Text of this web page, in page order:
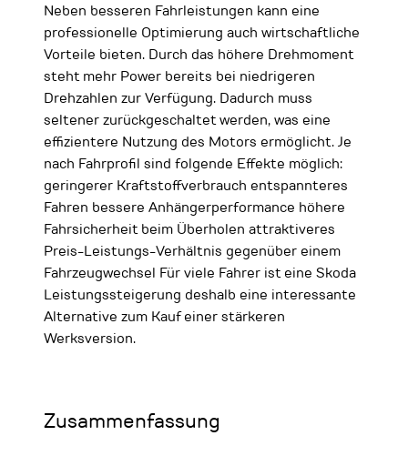
Neben besseren Fahrleistungen kann eine
professionelle Optimierung auch wirtschaftliche
Vorteile bieten. Durch das höhere Drehmoment
steht mehr Power bereits bei niedrigeren
Drehzahlen zur Verfügung. Dadurch muss
seltener zurückgeschaltet werden, was eine
effizientere Nutzung des Motors ermöglicht. Je
nach Fahrprofil sind folgende Effekte möglich:
geringerer Kraftstoffverbrauch entspannteres
Fahren bessere Anhängerperformance höhere
Fahrsicherheit beim Überholen attraktiveres
Preis-Leistungs-Verhältnis gegenüber einem
Fahrzeugwechsel Für viele Fahrer ist eine Skoda
Leistungssteigerung deshalb eine interessante
Alternative zum Kauf einer stärkeren
Werksversion.
Zusammenfassung